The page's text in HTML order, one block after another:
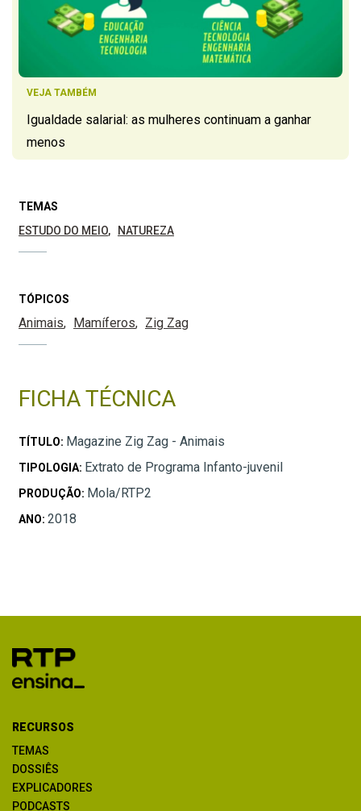
VEJA TAMBÉM
Igualdade salarial: as mulheres continuam a ganhar
menos
TEMAS
ESTUDO DO MEIO
NATUREZA
TÓPICOS
Animais Mamíferos Zig Zag
FICHA TÉCNICA
TÍTULO: Magazine Zig Zag - Animais
TIPOLOGIA: Extrato de Programa Infanto-juvenil
PRODUÇÃO: Mola/RTP2
ANO: 2018
RECURSOS
TEMAS
DOSSIÊS
EXPLICADORES
PODCASTS